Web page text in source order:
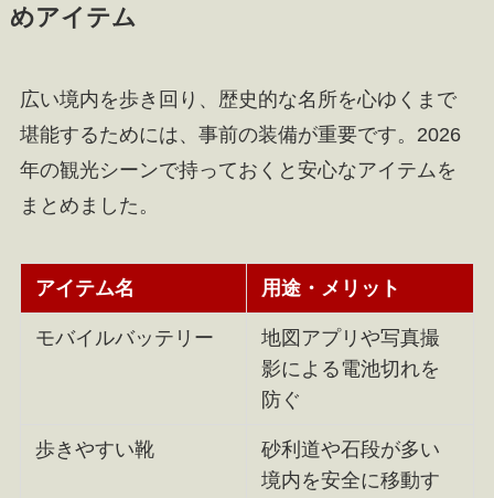
めアイテム
広い境内を歩き回り、歴史的な名所を心ゆくまで
堪能するためには、事前の装備が重要です。2026
年の観光シーンで持っておくと安心なアイテムを
まとめました。
アイテム名 用途・メリット
モバイルバッテリー
地図アプリや写真撮
影による電池切れを
防ぐ
歩きやすい靴
砂利道や石段が多い
境内を安全に移動す